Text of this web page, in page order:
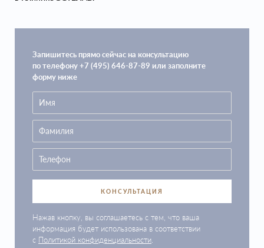
Запишитесь прямо сейчас на консультацию
по телефону +7 (495) 646-87-89 или заполните
форму ниже
КОНСУЛЬТАЦИЯ
Нажав кнопку, вы соглашаетесь с тем, что ваша
информация будет использована в соответствии
с Политикой конфиденциальности